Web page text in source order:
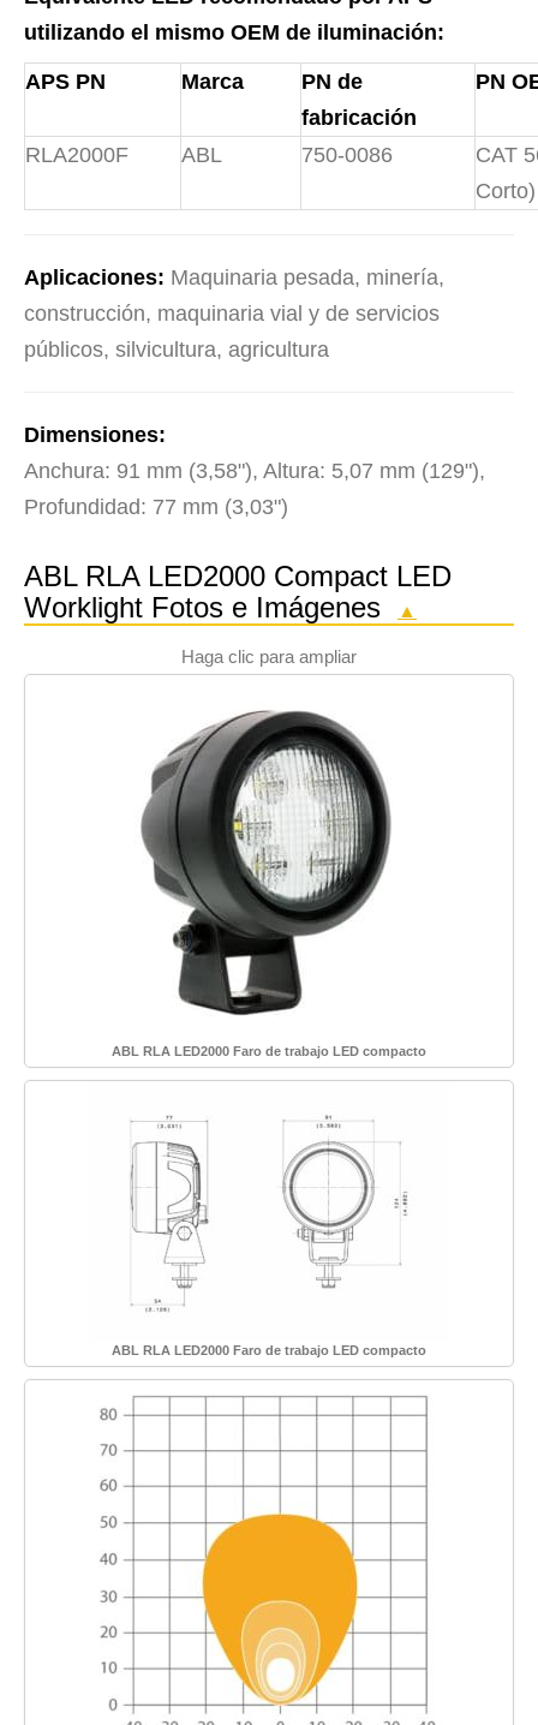
utilizando el mismo OEM de iluminación:
APS PN Marca
PN de
fabricación
PN
RLA2000F ABL 750-0086
CAT
Aplicaciones: Maquinaria pesada, minería,
construcción, maquinaria vial y de servicios
públicos, silvicultura, agricultura
Dimensiones:
Anchura: 91 mm (3,58"), Altura: 5,07 mm (129"),
Profundidad: 77 mm (3,03")
ABL RLA LED2000 Compact LED
Worklight Fotos e Imágenes
▲
Haga clic para ampliar
ABL RLA LED2000 Faro de trabajo LED compacto
ABL RLA LED2000 Faro de trabajo LED compacto